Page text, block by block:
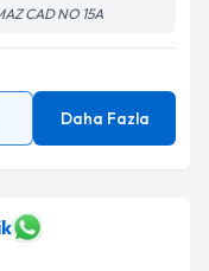
CAD NO 15A
Daha Fazla